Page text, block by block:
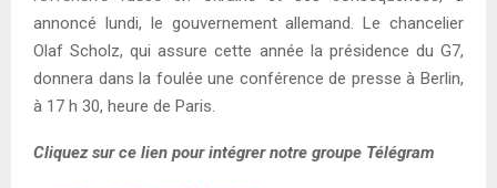
annoncé lundi, le gouvernement allemand. Le chancelier
Olaf Scholz, qui assure cette année la présidence du G7,
donnera dans la foulée une conférence de presse à Berlin,
à 17 h 30, heure de Paris.
Cliquez sur ce lien pour intégrer notre groupe Télégram